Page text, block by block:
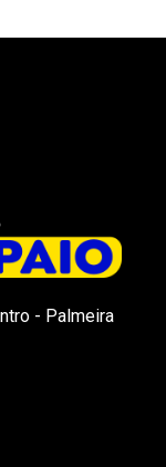
- Palmeira